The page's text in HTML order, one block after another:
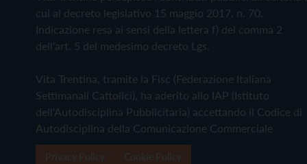
cui al decreto legislativo 15 maggio 2017, n. 70.
Indicazione resa ai sensi della lettera f) del comma 2
dell'art. 5 del medesimo decreto Lgs.
Vita Trentina, tramite la Fisc (Federazione Italiana
Settimanali Cattolici), ha aderito allo IAP (Istituto
dell'Autodisciplina Pubblicitaria) accettando il Codice di
Autodisciplina della Comunicazione Commerciale